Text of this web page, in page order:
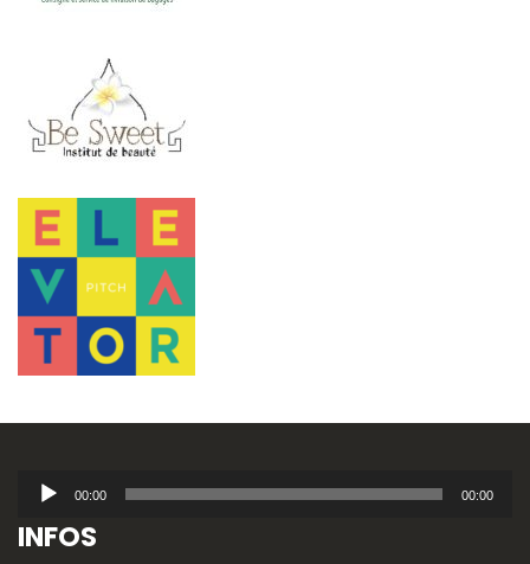
Lecteur 00:00 00:00
INFOS